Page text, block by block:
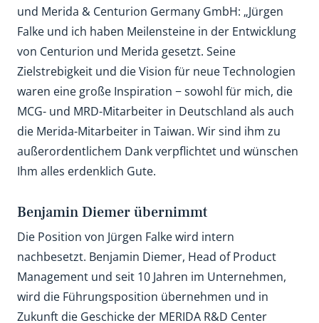
und Merida & Centurion Germany GmbH: „Jürgen
Falke und ich haben Meilensteine in der Entwicklung
von Centurion und Merida gesetzt. Seine
Zielstrebigkeit und die Vision für neue Technologien
waren eine große Inspiration − sowohl für mich, die
MCG- und MRD-Mitarbeiter in Deutschland als auch
die Merida-Mitarbeiter in Taiwan. Wir sind ihm zu
außerordentlichem Dank verpflichtet und wünschen
Ihm alles erdenklich Gute.
Benjamin Diemer übernimmt
Die Position von Jürgen Falke wird intern
nachbesetzt. Benjamin Diemer, Head of Product
Management und seit 10 Jahren im Unternehmen,
wird die Führungsposition übernehmen und in
Zukunft die Geschicke der MERIDA R&D Center